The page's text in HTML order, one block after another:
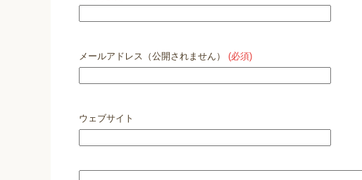
メールアドレス（公開されません） (必須)
ウェブサイト